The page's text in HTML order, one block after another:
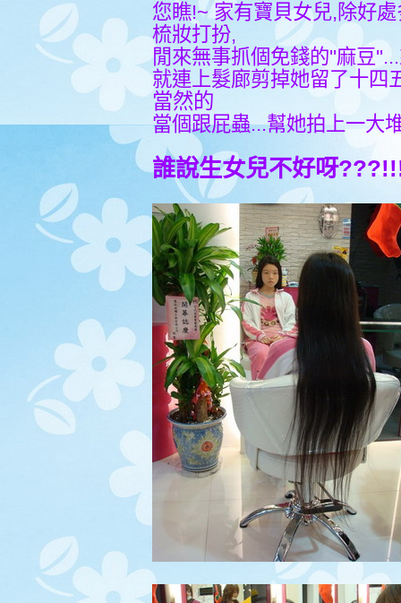
您瞧!~ 家有寶貝女兒,除好
梳妝打扮,
閒來無事抓個免錢的''麻豆
就連上髮廊剪掉她留了十四
當然的
當個跟屁蟲...幫她拍上一大
誰說生女兒不好呀